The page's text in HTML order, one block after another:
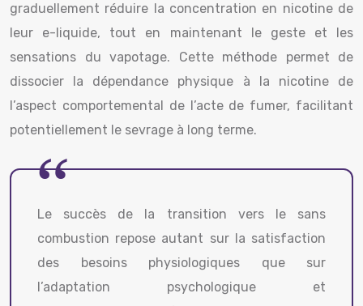
graduellement réduire la concentration en nicotine de
leur e-liquide, tout en maintenant le geste et les
sensations du vapotage. Cette méthode permet de
dissocier la dépendance physique à la nicotine de
l’aspect comportemental de l’acte de fumer, facilitant
potentiellement le sevrage à long terme.
Le succès de la transition vers le sans
combustion repose autant sur la satisfaction
des besoins physiologiques que sur
l’adaptation psychologique et